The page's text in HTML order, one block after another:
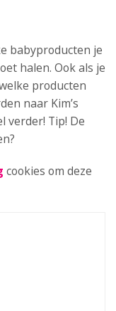
babyproducten je
halen. Ook als je
producten
naar Kim’s
verder! Tip! De
cookies om deze